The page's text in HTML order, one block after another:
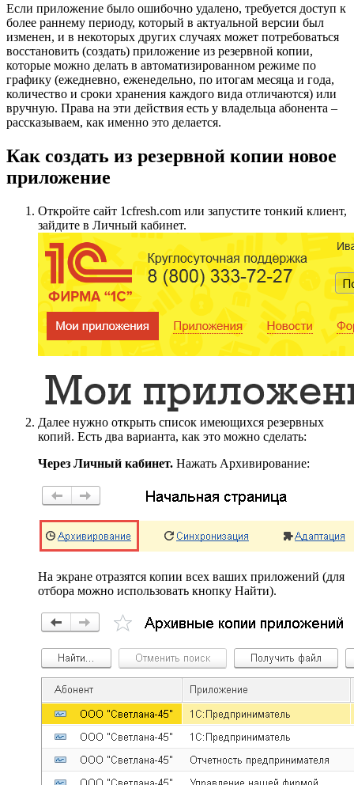
Если приложение было ошибочно удалено, требуется доступ к
более раннему периоду, который в актуальной версии был
изменен, и в некоторых других случаях может потребоваться
восстановить (создать) приложение из резервной копии,
которые можно делать в автоматизированном режиме по
графику (ежедневно, еженедельно, по итогам месяца и года,
количество и сроки хранения каждого вида отличаются) или
вручную. Права на эти действия есть у владельца абонента –
рассказываем, как именно это делается.
Как создать из резервной копии новое
приложение
Откройте сайт 1cfresh.com или запустите тонкий клиент,
зайдите в Личный кабинет.
Далее нужно открыть список имеющихся резервных
копий. Есть два варианта, как это можно сделать:
Через Личный кабинет. Нажать Архивирование:
На экране отразятся копии всех ваших приложений (для
отбора можно использовать кнопку Найти).